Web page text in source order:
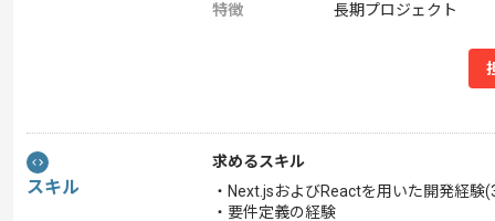
特徴
長期プロジェクト
スキル
求めるスキル
・Next.jsおよびReactを用いた開発経験
・要件定義の経験